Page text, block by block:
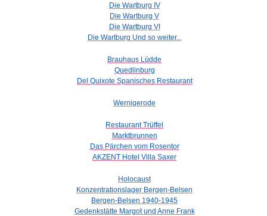
Die Wartburg IV
Die Wartburg V
Die Wartburg VI
Die Wartburg Und so weiter...
Brauhaus Lüdde
Quedlinburg
Del Quixote Spanisches Restaurant
Wernigerode
Restaurant Trüffel
Marktbrunnen
Das Pärchen vom Rosentor
AKZENT Hotel Villa Saxer
Holocaust
Konzentrationslager Bergen-Belsen
Bergen-Belsen 1940-1945
Gedenkstätte Margot und Anne Frank